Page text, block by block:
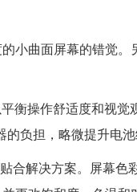
小曲面屏幕的错觉
衡操作舒适度和视
负担，略微提升电池
解决方案。屏幕色